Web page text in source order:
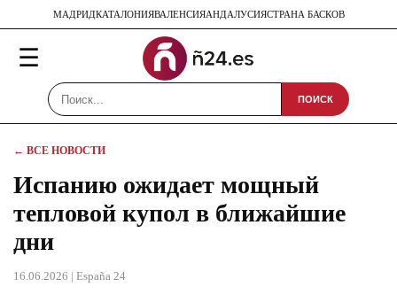
МАДРИДКАТАЛОНИЯВАЛЕНСИЯАНДАЛУСИЯСТРАНА БАСКОВ
☰
ПОИСК
← ВСЕ НОВОСТИ
Испанию ожидает мощный
тепловой купол в ближайшие
дни
16.06.2026 | España 24